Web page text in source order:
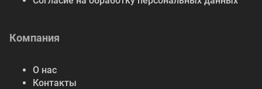
Компания
О нас
Контакты